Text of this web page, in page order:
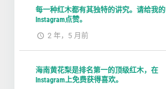
每一种红木都有其独特的讲究。请给我的
Instagram点赞。
2 年，5 月前
海南黄花梨是排名第一的顶级红木，在
Instagram上免费获得喜欢。